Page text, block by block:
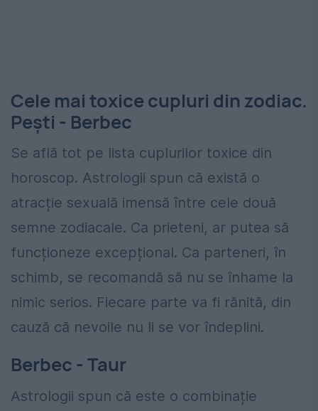
Cele mai toxice cupluri din zodiac.
Pești - Berbec
Se află tot pe lista cuplurilor toxice din
horoscop. Astrologii spun că există o
atracție sexuală imensă între cele două
semne zodiacale. Ca prieteni, ar putea să
funcționeze excepțional. Ca parteneri, în
schimb, se recomandă să nu se înhame la
nimic serios. Fiecare parte va fi rănită, din
cauză că nevoile nu li se vor îndeplini.
Berbec - Taur
Astrologii spun că este o combinație